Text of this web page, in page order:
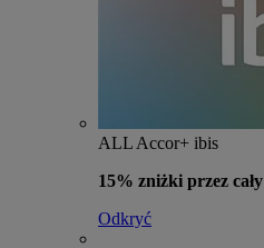
ALL Accor+ ibis
15% zniżki przez
Odkryć